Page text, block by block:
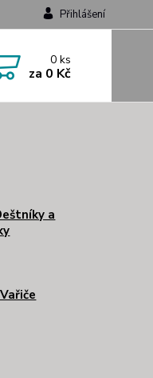
Přihlášení
0ks
za 0 Kč
a